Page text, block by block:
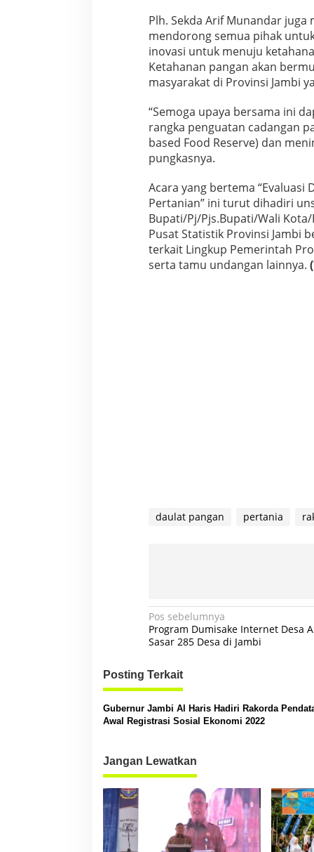
Plh. Sekda Arif Munandar
mendorong semua pihak
inovasi untuk menuju
Ketahanan pangan akan
masyarakat di Provinsi Jambi
“Semoga upaya bersama ini
rangka penguatan cadangan
based Food Reserve) dan
pungkasnya.
Acara yang bertema “Evaluasi
Pertanian” ini turut dihadiri
Bupati/Pj/Pjs.Bupati/Wali Kota/
Pusat Statistik Provinsi Jambi
terkait Lingkup Pemerintah
serta tamu undangan lainnya.
daulat pangan pertania
N
a
i
g
a
i
p
Pos sebelumnya
Program Dumisake Internet Desa
Sasar 285 Desa di Jambi
Posting Terkait
Gubernur Jambi Al Haris Hadiri Rakorda
Awal Registrasi Sosial Ekonomi 2022
Jangan Lewatkan